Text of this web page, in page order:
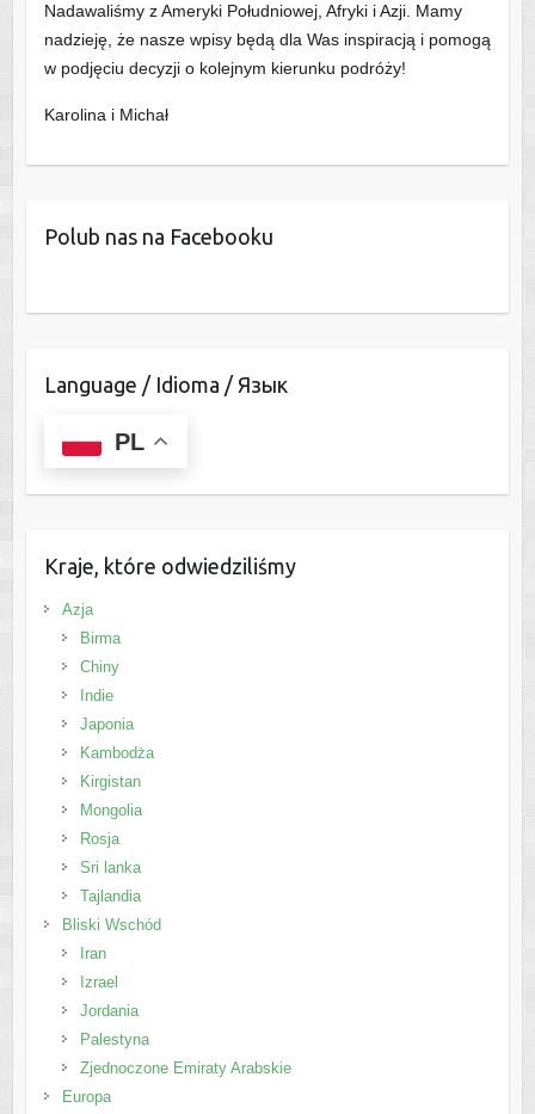
Nadawaliśmy z Ameryki Południowej, Afryki i Azji. Mamy
nadzieję, że nasze wpisy będą dla Was inspiracją i pomogą
w podjęciu decyzji o kolejnym kierunku podróży!
Karolina i Michał
Polub nas na Facebooku
Language / Idioma / Язык
PL
Kraje, które odwiedziliśmy
Azja
Birma
Chiny
Indie
Japonia
Kambodża
Kirgistan
Mongolia
Rosja
Sri lanka
Tajlandia
Bliski Wschód
Iran
Izrael
Jordania
Palestyna
Zjednoczone Emiraty Arabskie
Europa